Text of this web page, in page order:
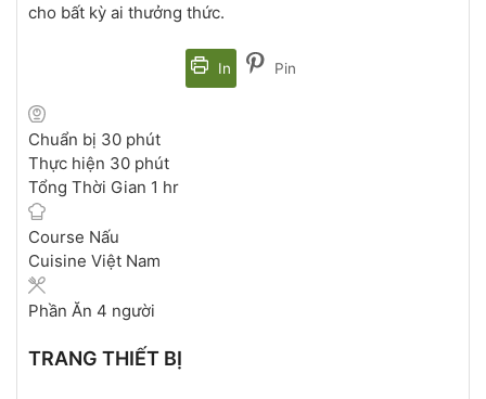
cho bất kỳ ai thưởng thức.
In Pin
Chuẩn bị 30 phút
Thực hiện 30 phút
Tổng Thời Gian 1 hr
Course Nấu
Cuisine Việt Nam
Phần Ăn 4 người
TRANG THIẾT BỊ